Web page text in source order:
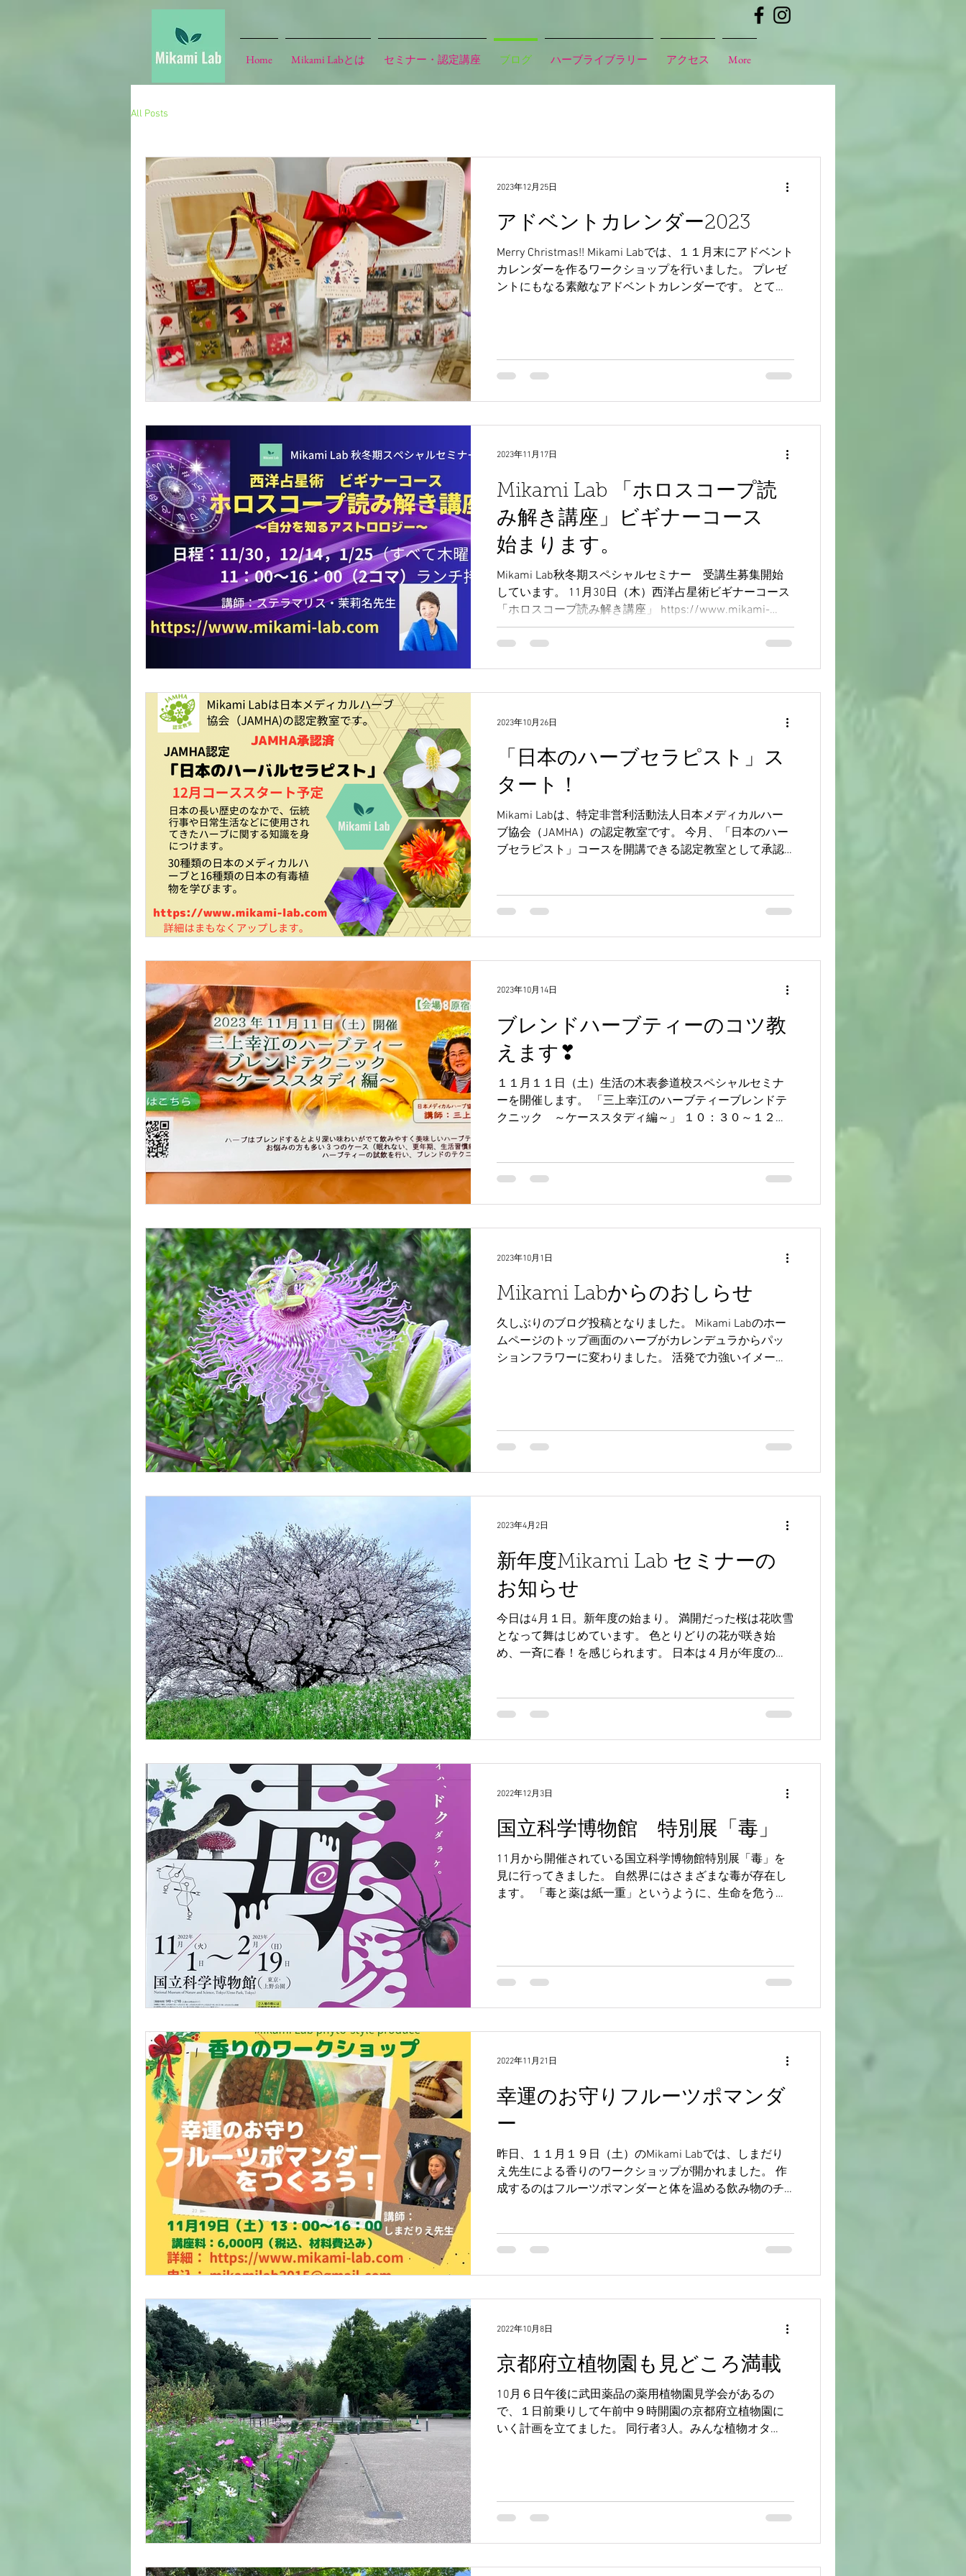
Home Mikami Labとは セミナー・認定講座 ブログ ハーブライブラリー アクセス More
All Posts
アドベントカレンダー2023
Merry Christmas!! Mikami Labでは、１１月末にアドベント
カレンダーを作るワークショップを行いました。 プレゼ
ントにもなる素敵なアドベントカレンダーです。 とても
2023年12月25日
Mikami Lab 「ホロスコープ読
み解き講座」ビギナーコース
始まります。
Mikami Lab秋冬期スペシャルセミナー 受講生募集開始
しています。 11月30日（木）西洋占星術ビギナーコース
「ホロスコープ読み解き講座」 https://www.mikami-
lab.com ありがたいことに満席状態が多いMikami...
2023年11月17日
「日本のハーブセラピスト」ス
タート！
Mikami Labは、特定非営利活動法人日本メディカルハー
ブ協会（JAMHA）の認定教室です。 今月、「日本のハー
ブセラピスト」コースを開講できる認定教室として承認
2023年10月26日
ブレンドハーブティーのコツ教
えます❣
１１月１１日（土）生活の木表参道校スペシャルセミナ
ーを開催します。 「三上幸江のハーブティーブレンドテ
クニック ～ケーススタディ編～」 １０：３０～１２：
2023年10月14日
Mikami Labからのおしらせ
久しぶりのブログ投稿となりました。 Mikami Labのホー
ムページのトップ画面のハーブがカレンデュラからパッ
ションフラワーに変わりました。 活発で力強いイメージ
2023年10月1日
新年度Mikami Lab セミナーの
お知らせ
今日は4月１日。新年度の始まり。 満開だった桜は花吹雪
となって舞はじめています。 色とりどりの花が咲き始
め、一斉に春！を感じられます。 日本は４月が年度の切
2023年4月2日
国立科学博物館 特別展「毒」
11月から開催されている国立科学博物館特別展「毒」を
見に行ってきました。 自然界にはさまざまな毒が存在し
ます。 「毒と薬は紙一重」というように、生命を危うく
2022年12月3日
幸運のお守りフルーツポマンダ
ー
昨日、１１月１９日（土）のMikami Labでは、しまだり
え先生による香りのワークショップが開かれました。 作
成するのはフルーツポマンダーと体を温める飲み物のチ
2022年11月21日
京都府立植物園も見どころ満載
10月６日午後に武田薬品の薬用植物園見学会があるの
で、１日前乗りして午前中９時開園の京都府立植物園に
いく計画を立てました。 同行者3人。みんな植物オタ
2022年10月8日